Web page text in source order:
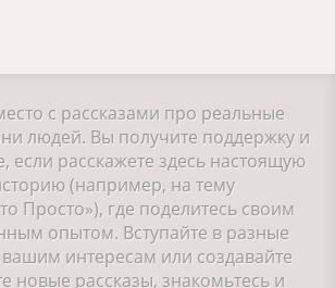
с рассказами про реальные
людей. Вы получите поддержку и
если расскажете здесь настоящую
(например, на тему
Просто»), где поделитесь своим
опытом. Вступайте в разные
интересам или создавайте
новые рассказы, знакомьтесь и